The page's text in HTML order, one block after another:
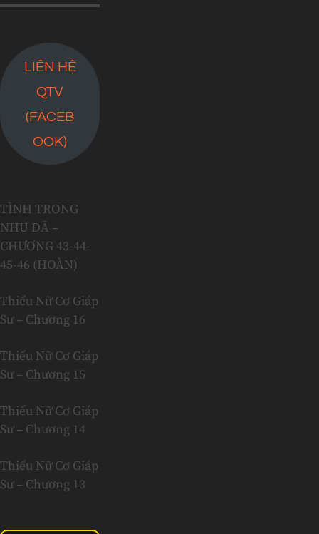
LIÊN HỆ
QTV
(FACEB
OOK)
TÌNH TRONG
NHƯ ĐÃ –
CHƯƠNG 43-44-
45-46 (HOÀN)
Thiếu Nữ Cơ Giáp
Sư – Chương 16
Thiếu Nữ Cơ Giáp
Sư – Chương 15
Thiếu Nữ Cơ Giáp
Sư – Chương 14
Thiếu Nữ Cơ Giáp
Sư – Chương 13